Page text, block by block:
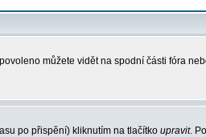
můžete vidět na spodní části fóra
po přispění) kliknutím na tlačítko upravit.